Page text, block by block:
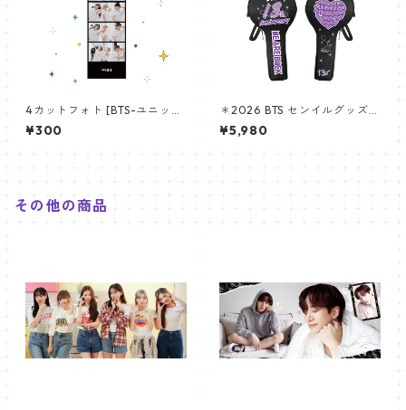
4カットフォト [BTS-ユニット
03] 4CUT PHOTO BTS- UNI
T 03
¥300
＊2026 BTS センイルグッズ＊
アミボム専用！完全オリジナ
ルデザイン☆ペンライトポー
¥5,980
その他の商品